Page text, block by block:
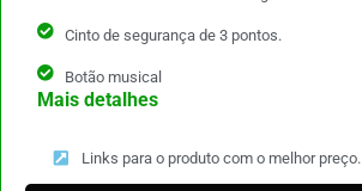
Cinto de segurança de 3 pontos.
Botão musical
Mais detalhes
Links para o produto com o melhor preço.